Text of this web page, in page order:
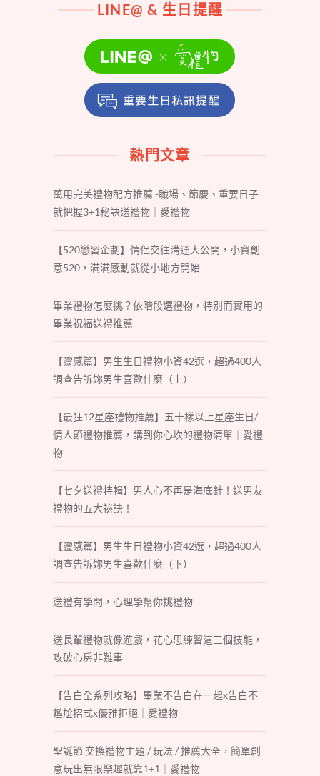
LINE@ & 生日提醒
熱門文章
萬用完美禮物配方推薦 -職場、節慶、重要日子
就把握3+1秘訣送禮物｜愛禮物
【520戀習企劃】情侶交往溝通大公開，小資創
意520，滿滿感動就從小地方開始
畢業禮物怎麼挑？依階段選禮物，特別而實用的
畢業祝福送禮推薦
【靈感篇】男生生日禮物小資42選，超過400人
調查告訴妳男生喜歡什麼（上）
【最狂12星座禮物推薦】五十樣以上星座生日/
情人節禮物推薦，講到你心坎的禮物清單｜愛禮
物
【七夕送禮特輯】男人心不再是海底針！送男友
禮物的五大祕訣！
【靈感篇】男生生日禮物小資42選，超過400人
調查告訴妳男生喜歡什麼（下）
送禮有學問，心理學幫你挑禮物
送長輩禮物就像遊戲，花心思練習這三個技能，
攻破心房非難事
【告白全系列攻略】畢業不告白在一起x告白不
尷尬招式x優雅拒絕｜愛禮物
聖誕節 交換禮物主題 / 玩法 / 推薦大全，簡單創
意玩出無限樂趣就靠1+1｜愛禮物